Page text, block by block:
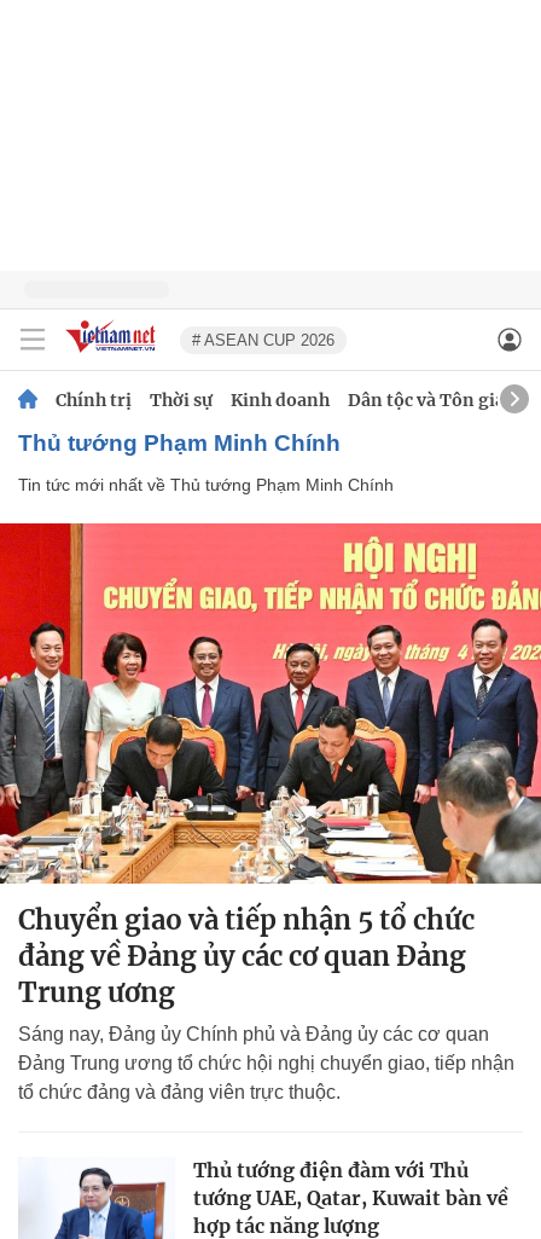
# ASEAN CUP 2026
Chính trị Thời sự Kinh doanh Dân tộc và Tôn giáo
Thủ tướng Phạm Minh Chính
Tin tức mới nhất về Thủ tướng Phạm Minh Chính
Chuyển giao và tiếp nhận 5 tổ chức
đảng về Đảng ủy các cơ quan Đảng
Trung ương
Sáng nay, Đảng ủy Chính phủ và Đảng ủy các cơ quan
Đảng Trung ương tổ chức hội nghị chuyển giao, tiếp nhận
tổ chức đảng và đảng viên trực thuộc.
Thủ tướng điện đàm với Thủ
tướng UAE, Qatar, Kuwait bàn về
hợp tác năng lượng